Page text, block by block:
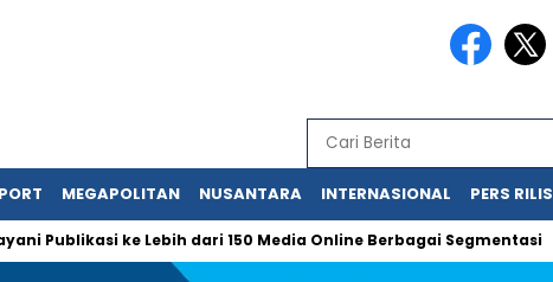
MEGAPOLITAN NUSANTARA INTERNASIONAL PERS RILIS
Publikasi ke Lebih dari 150 Media Online Berbagai Segmentasi